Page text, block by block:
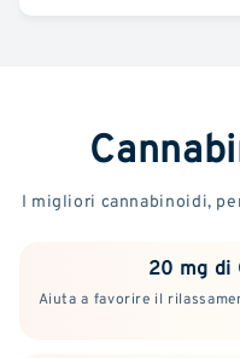
I migliori cannabinoidi,
20 mg di
Aiuta a favorire il